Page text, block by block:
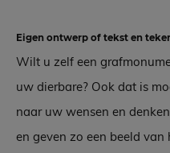
Eigen ontwerp of tekst en
Wilt u zelf een
uw dierbare? Ook dat is
naar uw wensen en
en geven zo een beeld